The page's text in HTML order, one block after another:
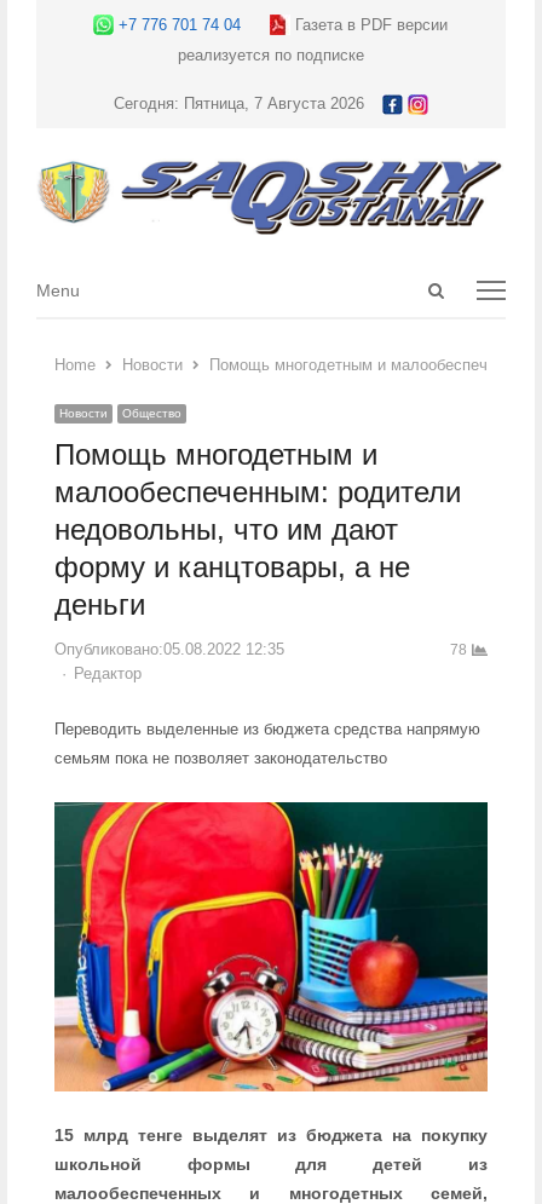
+7 776 701 74 04
Газета в PDF версии
реализуется по подписке
Сегодня: Пятница, 7 Августа 2026
Open
Menu
Menu
Home Новости Помощь многодетным и
Новости Общество
Помощь многодетным и
малообеспеченным: родители
недовольны, что им дают
форму и канцтовары, а не
деньги
Опубликовано:05.08.2022 12:35
Author
Редактор
78
Переводить выделенные из бюджета средства напрямую
семьям пока не позволяет законодательство
15 млрд тенге выделят из бюджета на покупку
школьной формы для детей из
малообеспеченных и многодетных семей,